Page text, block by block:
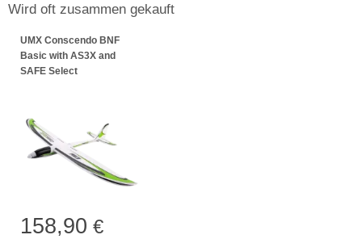
Wird oft zusammen gekauft
UMX Conscendo BNF
Basic with AS3X and
SAFE Select
158,90 €